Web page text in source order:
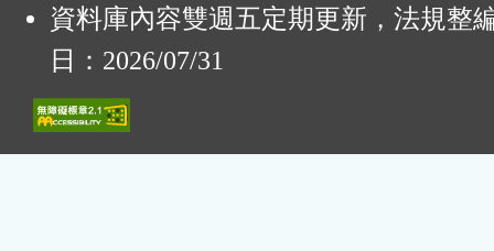
資料庫內容雙週五定期更新，法規整
日：2026/07/31